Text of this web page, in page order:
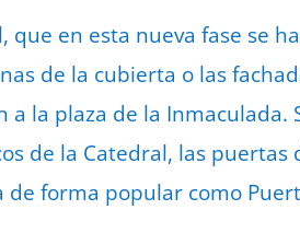
que en esta nueva fase se
de la cubierta o las
la plaza de la Inmaculada.
de la Catedral, las puertas
forma popular como